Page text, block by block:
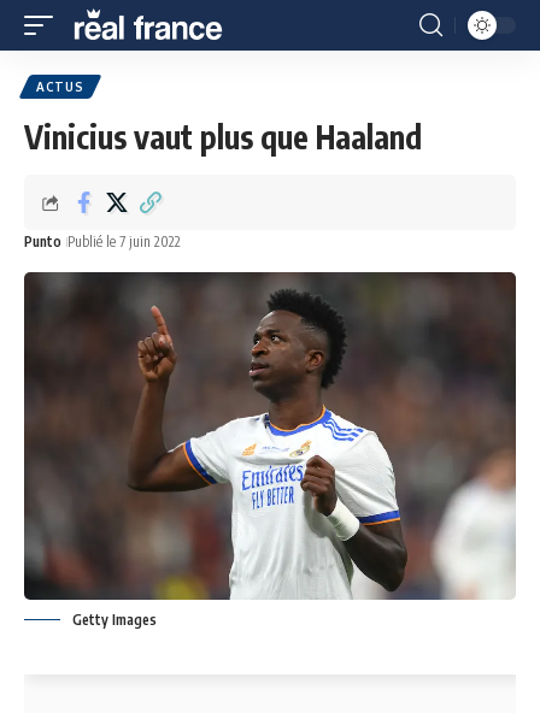
ACTUS
Vinicius vaut plus que Haaland
Punto Publié le 7 juin 2022
Getty Images